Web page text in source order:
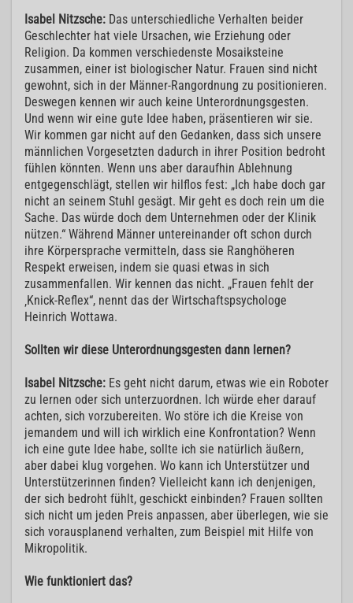
Isabel Nitzsche: Das unterschiedliche Verhalten beider
Geschlechter hat viele Ursachen, wie Erziehung oder
Religion. Da kommen verschiedenste Mosaiksteine
zusammen, einer ist biologischer Natur. Frauen sind nicht
gewohnt, sich in der Männer-Rangordnung zu positionieren.
Deswegen kennen wir auch keine Unterordnungsgesten.
Und wenn wir eine gute Idee haben, präsentieren wir sie.
Wir kommen gar nicht auf den Gedanken, dass sich unsere
männlichen Vorgesetzten dadurch in ihrer Position bedroht
fühlen könnten. Wenn uns aber daraufhin Ablehnung
entgegenschlägt, stellen wir hilflos fest: „Ich habe doch gar
nicht an seinem Stuhl gesägt. Mir geht es doch rein um die
Sache. Das würde doch dem Unternehmen oder der Klinik
nützen.“ Während Männer untereinander oft schon durch
ihre Körpersprache vermitteln, dass sie Ranghöheren
Respekt erweisen, indem sie quasi etwas in sich
zusammenfallen. Wir kennen das nicht. „Frauen fehlt der
‚Knick-Reflex“, nennt das der Wirtschaftspsychologe
Heinrich Wottawa.
Sollten wir diese Unterordnungsgesten dann lernen?
Isabel Nitzsche: Es geht nicht darum, etwas wie ein Roboter
zu lernen oder sich unterzuordnen. Ich würde eher darauf
achten, sich vorzubereiten. Wo störe ich die Kreise von
jemandem und will ich wirklich eine Konfrontation? Wenn
ich eine gute Idee habe, sollte ich sie natürlich äußern,
aber dabei klug vorgehen. Wo kann ich Unterstützer und
Unterstützerinnen finden? Vielleicht kann ich denjenigen,
der sich bedroht fühlt, geschickt einbinden? Frauen sollten
sich nicht um jeden Preis anpassen, aber überlegen, wie sie
sich vorausplanend verhalten, zum Beispiel mit Hilfe von
Mikropolitik.
Wie funktioniert das?